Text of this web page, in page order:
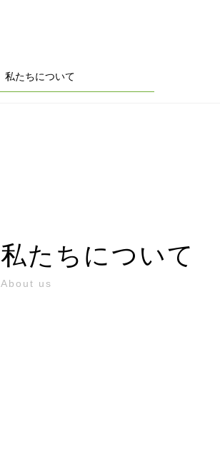
私たちについて
私たちについて
About us